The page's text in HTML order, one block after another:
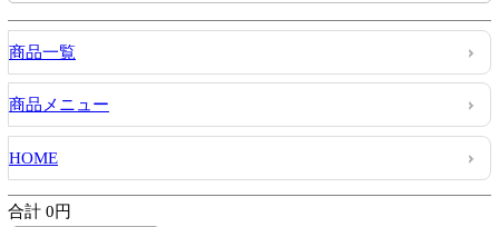
商品一覧
商品メニュー
HOME
合計 0円